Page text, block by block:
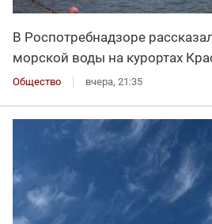
В Роспотребнадзоре
морской воды на курортах
Общество вчера, 21:35